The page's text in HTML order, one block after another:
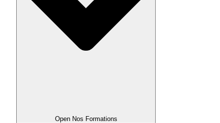
Open Nos Formations